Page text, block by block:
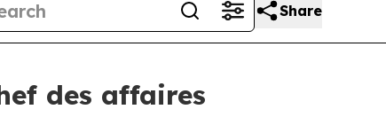
Share
des affaires